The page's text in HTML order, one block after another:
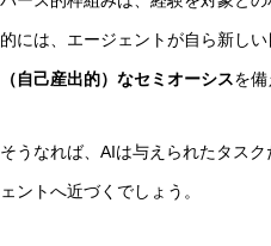
的には、エージェントが自ら新し
（自己産出的）なセミオーシスを備
そうなれば、AIは与えられたタス
ェントへ近づくでしょう。